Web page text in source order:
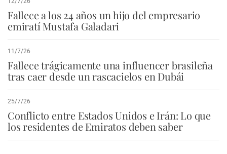
Fallece a los 24 años un hijo del empresario
emiratí Mustafa Galadari
11/7/26
Fallece trágicamente una influencer brasileña
tras caer desde un rascacielos en Dubái
25/7/26
Conflicto entre Estados Unidos e Irán: Lo que
los residentes de Emiratos deben saber